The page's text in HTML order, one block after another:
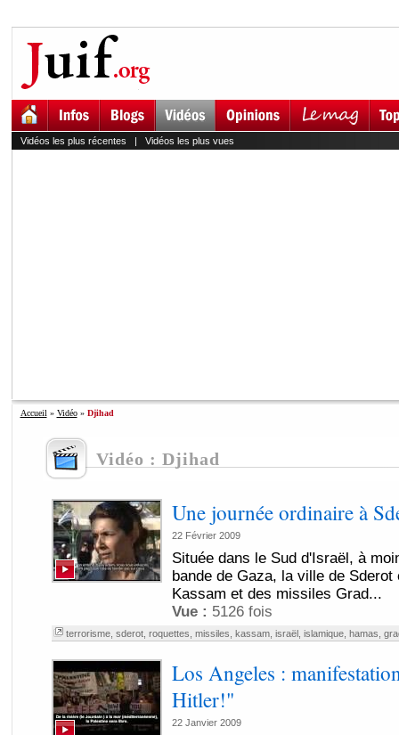
Vidéos les plus récentes | Vidéos les plus vues
Accueil » Vidéo» Djihad
Vidéo : Djihad
Une journée ordinaire à
22 Février 2009
Située dans le Sud d'Israël, à
bande de Gaza, la ville de
Kassam et des missiles Grad...
Vue : 5126 fois
terrorisme, sderot, roquettes missiles kassam, israël, islamique, hamas
Los Angeles :
Hitler!"
22 Janvier 2009